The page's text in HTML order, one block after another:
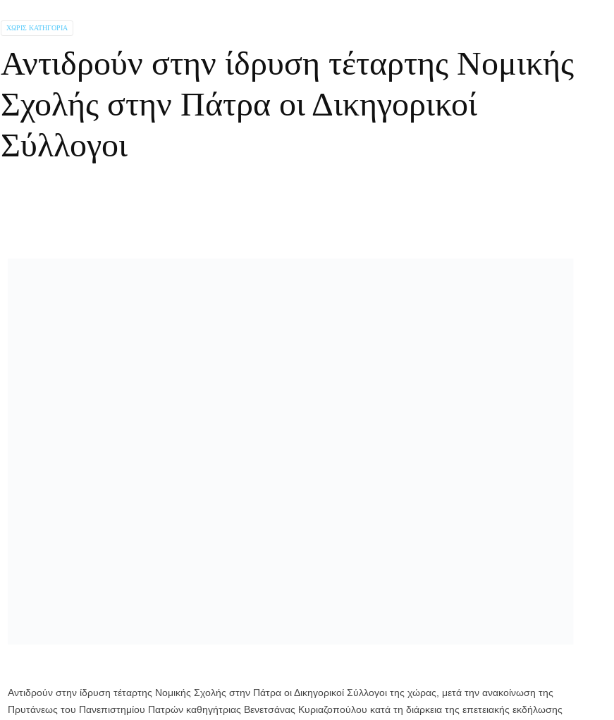
ΧΩΡΊΣ ΚΑΤΗΓΟΡΊΑ
Αντιδρούν στην ίδρυση τέταρτης Νομικής
Σχολής στην Πάτρα οι Δικηγορικοί
Σύλλογοι
Αντιδρούν στην ίδρυση τέταρτης Νομικής Σχολής στην Πάτρα οι Δικηγορικοί Σύλλογοι της χώρας, μετά την ανακοίνωση της
Πρυτάνεως του Πανεπιστημίου Πατρών καθηγήτριας Βενετσάνας Κυριαζοπούλου κατά τη διάρκεια της επετειακής εκδήλωσης